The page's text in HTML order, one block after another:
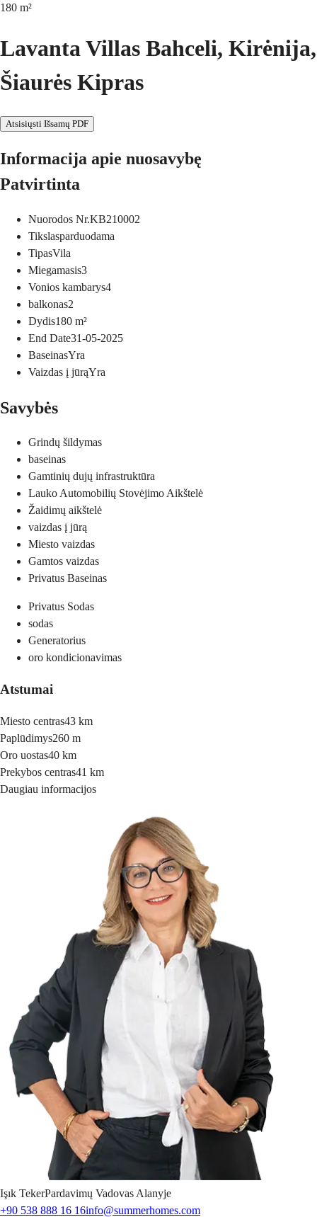
180 m²
Lavanta Villas Bahceli, Kirėnija,
Šiaurės Kipras
Atsisiųsti Išsamų PDF
Informacija apie nuosavybę
Patvirtinta
Nuorodos Nr.KB210002
Tikslasparduodama
TipasVila
Miegamasis3
Vonios kambarys4
balkonas2
Dydis180 m²
End Date31-05-2025
BaseinasYra
Vaizdas į jūrąYra
Savybės
Grindų šildymas
baseinas
Gamtinių dujų infrastruktūra
Lauko Automobilių Stovėjimo Aikštelė
Žaidimų aikštelė
vaizdas į jūrą
Miesto vaizdas
Gamtos vaizdas
Privatus Baseinas
Privatus Sodas
sodas
Generatorius
oro kondicionavimas
Atstumai
Miesto centras43 km
Paplūdimys260 m
Oro uostas40 km
Prekybos centras41 km
Daugiau informacijos
Işık TekerPardavimų Vadovas Alanyje
+90 538 888 16 16info@summerhomes.com